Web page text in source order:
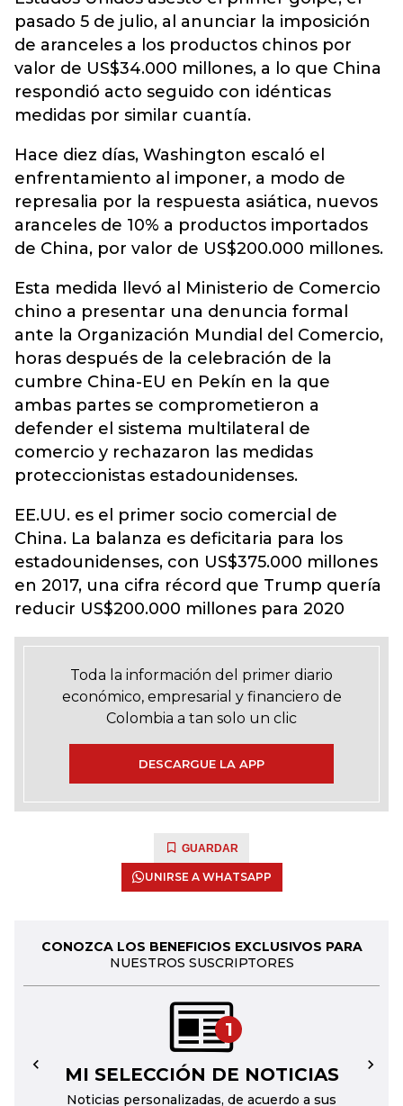
pasado 5 de julio, al anunciar la imposición
de aranceles a los productos chinos por
valor de US$34.000 millones, a lo que China
respondió acto seguido con idénticas
medidas por similar cuantía.
Hace diez días, Washington escaló el
enfrentamiento al imponer, a modo de
represalia por la respuesta asiática, nuevos
aranceles de 10% a productos importados
de China, por valor de US$200.000 millones.
Esta medida llevó al Ministerio de Comercio
chino a presentar una denuncia formal
ante la Organización Mundial del Comercio,
horas después de la celebración de la
cumbre China-EU en Pekín en la que
ambas partes se comprometieron a
defender el sistema multilateral de
comercio y rechazaron las medidas
proteccionistas estadounidenses.
EE.UU. es el primer socio comercial de
China. La balanza es deficitaria para los
estadounidenses, con US$375.000 millones
en 2017, una cifra récord que Trump quería
reducir US$200.000 millones para 2020
Toda la información del primer diario
económico, empresarial y financiero de
Colombia a tan solo un clic
DESCARGUE LA APP
GUARDAR
UNIRSE A WHATSAPP
CONOZCA LOS BENEFICIOS EXCLUSIVOS PARA
NUESTROS SUSCRIPTORES
1
MI SELECCIÓN DE NOTICIAS
Noticias personalizadas, de acuerdo a sus
← →